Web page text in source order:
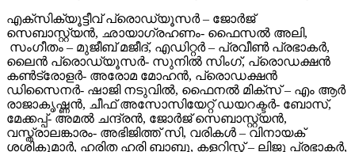
എക്സിക്യൂട്ടീവ് പ്രൊഡ്യൂസർ – ജോർജ്
സെബാസ്റ്റ്യൻ, ഛായാഗ്രഹണം- ഫൈസൽ അലി,
സംഗീതം – മുജീബ് മജീദ്, എഡിറ്റർ – പ്രവീൺ പ്രഭാകർ,
ലൈൻ പ്രൊഡ്യൂസർ- സുനിൽ സിംഗ്, പ്രൊഡക്ഷൻ
കൺട്രോളർ- അരോമ മോഹൻ, പ്രൊഡക്ഷൻ
ഡിസൈനർ- ഷാജി നടുവിൽ, ഫൈനൽ മിക്സ് – എം ആർ
രാജാകൃഷ്ണൻ, ചീഫ് അസോസിയേറ്റ് ഡയറക്ടർ- ബോസ്,
മേക്കപ്പ്- അമൽ ചന്ദ്രൻ, ജോർജ് സെബാസ്റ്റ്യൻ,
വസ്ത്രാലങ്കാരം- അഭിജിത്ത് സി, വരികൾ – വിനായക്
ശശികുമാർ, ഹരിത ഹരി ബാബു, കളറിസ്റ്റ് – ലിജു പ്രഭാകർ,